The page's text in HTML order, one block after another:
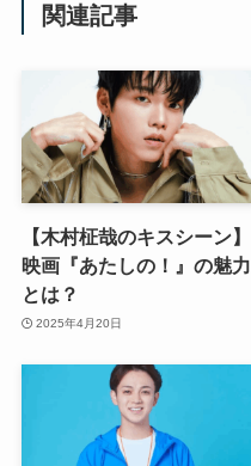
関連記事
【木村柾哉のキスシーン】
映画『あたしの！』の魅力
とは？
2025年4月20日